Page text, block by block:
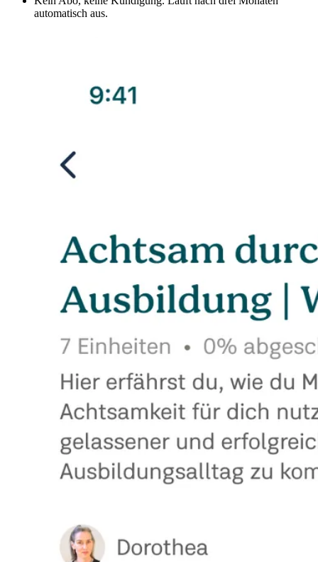
automatisch aus.